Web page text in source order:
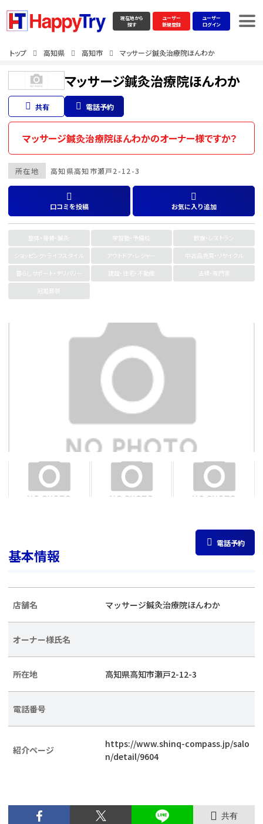
現在地から
探す
ユーザー
新規登録
ユーザー
ログイン
トップ 高知県 高知市 マッサージ鍼灸治療院ほんわか
マッサージ鍼灸治療院ほんわか
共有 電話予約
マッサージ鍼灸治療院ほんわかのオーナー様ですか？
所在地 高知県高知市瀬戸2-12-3
口コミを投稿 お気に入り追加
整体・接骨・鍼灸 学習塾・予備校
飲食・レストラン
ショッピング・ライフスタイル
アウトドア・レジャー
中古品売買・リサイクル
暮らしサポート・デリバリー
建設・住宅・不動産
法律・専門家
冠婚葬祭
電話予約
基本情報
店舗名 マッサージ鍼灸治療院ほんわか
オーナー様氏名
所在地 高知県高知市瀬戸2-12-3
電話番号
紹介ページ
https://www.shinq-compass.jp/salo
n/detail/9604
共有